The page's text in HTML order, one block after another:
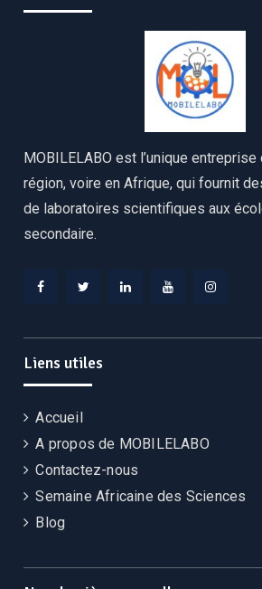
MOBILELABO est l’unique
région, voire en Afrique, qui fournit
de laboratoires scientifiques aux
secondaire.
Liens utiles
Accueil
A propos de MOBILELABO
Contactez-nous
Semaine Africaine des Sciences
Blog